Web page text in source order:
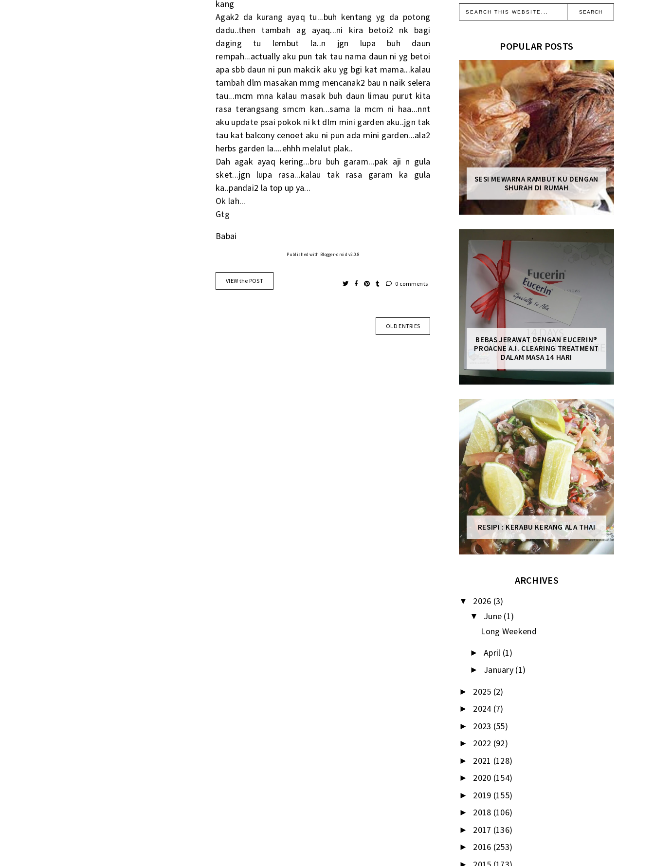
kang
Agak2 da kurang ayaq tu...buh kentang yg da potong
dadu..then tambah ag ayaq...ni kira betoi2 nk bagi
daging tu lembut la..n jgn lupa buh daun
rempah...actually aku pun tak tau nama daun ni yg betoi
apa sbb daun ni pun makcik aku yg bgi kat mama...kalau
tambah dlm masakan mmg mencanak2 bau n naik selera
tau...mcm mna kalau masak buh daun limau purut kita
rasa terangsang smcm kan...sama la mcm ni haa...nnt
aku update psai pokok ni kt dlm mini garden aku..jgn tak
tau kat balcony cenoet aku ni pun ada mini garden...ala2
herbs garden la....ehhh melalut plak..
Dah agak ayaq kering...bru buh garam...pak aji n gula
sket...jgn lupa rasa...kalau tak rasa garam ka gula
ka..pandai2 la top up ya...
Ok lah...
Gtg
Babai
Published with Blogger-droid v2.0.8
VIEW the POST 0 comments
OLD ENTRIES
POPULAR POSTS
SESI MEWARNA RAMBUT KU DENGAN
SHURAH DI RUMAH
BEBAS JERAWAT DENGAN EUCERIN®
PROACNE A.I. CLEARING TREATMENT
DALAM MASA 14 HARI
RESIPI : KERABU KERANG ALA THAI
ARCHIVES
▼ 2026 (3)
▼ June (1)
Long Weekend
► April (1)
► January (1)
► 2025 (2)
► 2024 (7)
► 2023 (55)
► 2022 (92)
► 2021 (128)
► 2020 (154)
► 2019 (155)
► 2018 (106)
► 2017 (136)
► 2016 (253)